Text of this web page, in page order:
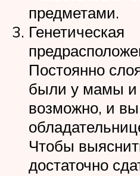
предметами.
Генетическая
Постоянно
были у мамы и
возможно, и
Чтобы
достаточно